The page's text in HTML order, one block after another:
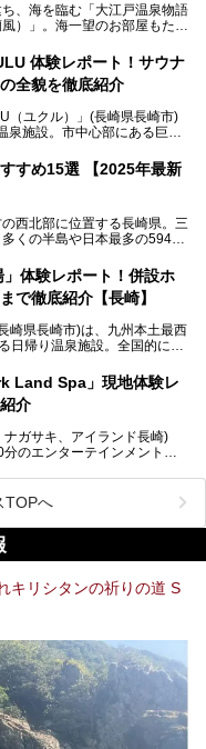
、海を臨む「大江戸温泉物語
）」。海一望のお部屋もたく
！早速現地で体験してきまし
たっぷりです！周辺観光情報
ズ＆リゾーツ株式会社【P
体験レポート！サウナ
全貌を徹底紹介
（ユクル）」(長崎県長崎市)
施設。市中心部にある巨大
好きに注目されています。
イターである筆者が現地体
・別途有料のプレミアムサウ
すめ15選 【2025年最新
西北部に位置する長崎県。三
くの半島や日本最多の594も
、長崎ならではの景観を存分
れます。眺望自慢が多い長崎
」体験レポート！併設ホ
で徹底紹介【長崎】
崎県長崎市)は、九州本土最西
日帰り温泉施設。全国的にも
います。
ィ温泉ライターである筆者が
「Nomon長崎」・食事(ラン
それらの全貌を徹底紹介し
ん湯のPRレポート記事です。
Land Spa」現地体験レ
介
ガサキ、アイランド長崎)
のエンターテインメントリ
が楽しめ、到底一日では遊び
べきは、日帰り可能な3つのス
当て、その全貌を徹底紹介。
す。
TOPへ
キリシタンの祈りの道 S